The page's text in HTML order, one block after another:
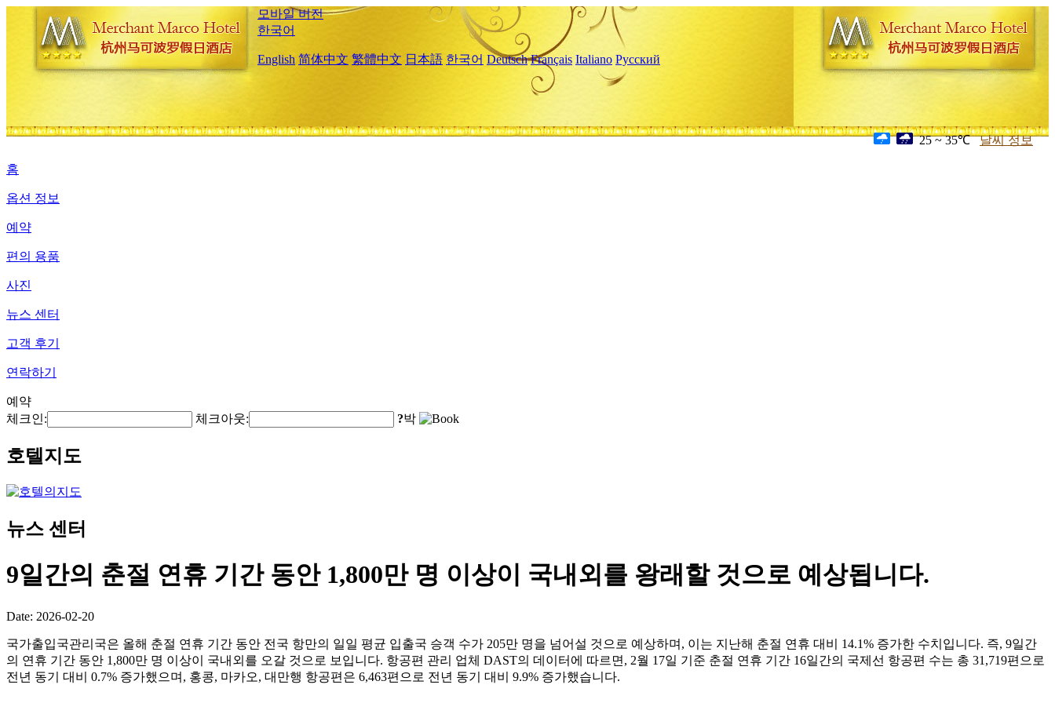
모바일 버전
한국어
English 简体中文 繁體中文 日本語 한국어 Deutsch Français Italiano Русский
25 ~ 35℃ 날씨 정보
홈
옵션 정보
예약
편의 용품
사진
뉴스 센터
고객 후기
연락하기
예약
체크인:
체크아웃: ?박
호텔지도
뉴스 센터
9일간의 춘절 연휴 기간 동안 1,800만 명 이상이 국내외를 왕래할 것으로 예상됩니다.
Date: 2026-02-20
국가출입국관리국은 올해 춘절 연휴 기간 동안 전국 항만의 일일 평균 입출국 승객 수가 205만 명을 넘어설 것으로 예상하며, 이는 지난해 춘절 연휴 대비 14.1% 증가한 수치입니다. 즉, 9일간
의 연휴 기간 동안 1,800만 명 이상이 국내외를 오갈 것으로 보입니다. 항공편 관리 업체 DAST의 데이터에 따르면, 2월 17일 기준 춘절 연휴 기간 16일간의 국제선 항공편 수는 총 31,719편으로
전년 동기 대비 0.7% 증가했으며, 홍콩, 마카오, 대만행 항공편은 6,463편으로 전년 동기 대비 9.9% 증가했습니다.